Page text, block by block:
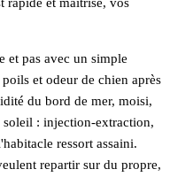
et pas avec un simple
et odeur de chien après
du bord de mer, moisi,
soleil : injection-extraction,
ressort assaini.
repartir sur du propre,